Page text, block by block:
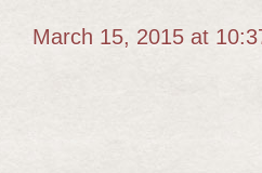
March 15, 2015 at